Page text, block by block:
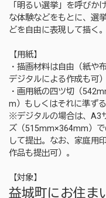
「明るい選挙」を呼びか
な体験などをもとに、選
どを自由に表現して描く。
【用紙】
・描画材料は自由（紙や
デジタルによる作成も可）
・画用紙の四ツ切（
m）もしくはそれに準ず
※デジタルの場合は、A3
ズ（515mm×364mm）で
して提出。なお、家庭用
作品も提出可）。
【対象】
益城町にお住ま